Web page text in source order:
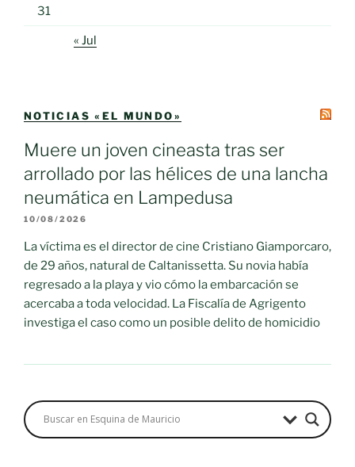
31
« Jul
NOTICIAS «EL MUNDO»
Muere un joven cineasta tras ser
arrollado por las hélices de una lancha
neumática en Lampedusa
10/08/2026
La víctima es el director de cine Cristiano Giamporcaro,
de 29 años, natural de Caltanissetta. Su novia había
regresado a la playa y vio cómo la embarcación se
acercaba a toda velocidad. La Fiscalía de Agrigento
investiga el caso como un posible delito de homicidio